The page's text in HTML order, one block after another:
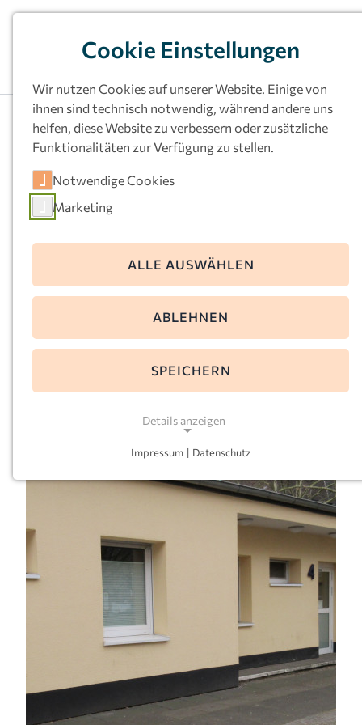
Kath.
Kindertageseinrichtu
ng St. Gertrudis,
Dortmund
44147 Dortmund
Telefon:
gertrudis-dortmund@kkoerg.de
Cookie Einstellungen
Wir nutzen Cookies auf unserer Website. Einige von
ihnen sind technisch notwendig, während andere uns
helfen, diese Website zu verbessern oder zusätzliche
Funktionalitäten zur Verfügung zu stellen.
Notwendige Cookies
Marketing
ALLE AUSWÄHLEN
ABLEHNEN
SPEICHERN
Details anzeigen
Notwendige Cookies ermöglichen grundlegende
Funktionen und sind für die einwandfreie Funktion
Einverständnis-Cookie
cookie_consent
Dieser Cookie speichert die ausgewählten
Einverständnis-Optionen des Benutzers
Cookie Laufzeit:
Impressum | Datenschutz